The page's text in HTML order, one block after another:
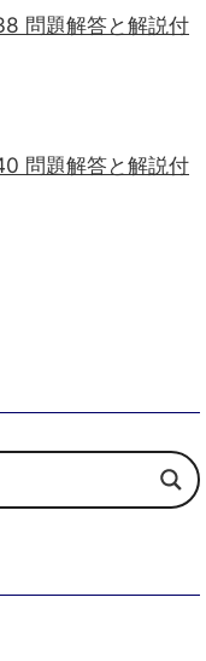
問題解答と解説付
問題解答と解説付